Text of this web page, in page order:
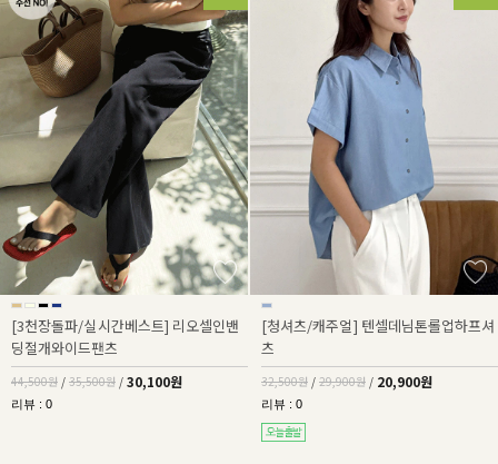
[3천장돌파/실시간베스트] 리오셀인밴
딩절개와이드팬츠
44,500원 / 35,500원 / 30,100원
리뷰 : 0
[청셔츠/캐주얼] 텐셀데님톤롤업하프셔
츠
32,500원 / 29,900원 / 20,900원
리뷰 : 0